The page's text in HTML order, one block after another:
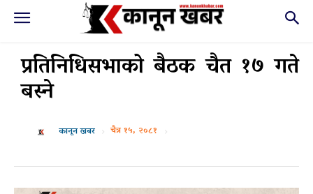
प्रतिनिधिसभाको बैठक चैत १७ गते
बस्ने
कानून खबर चैत्र १५, २०८१